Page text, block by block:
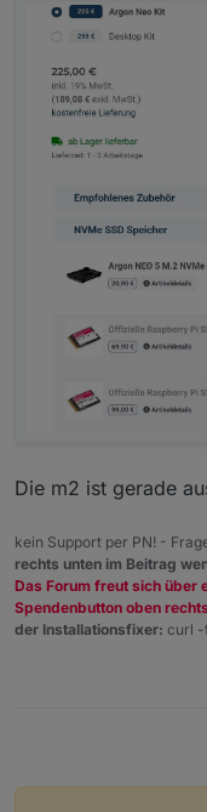
Die m2 ist gerade
kein Support per PN! -
rechts unten im Beitrag
Das Forum freut sich über
Spendenbutton oben
der Installationsfixer: curl -